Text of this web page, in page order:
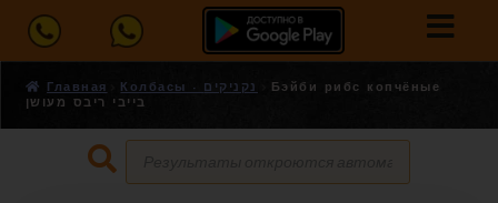
Главная Колбасы - נקניקים
Бэйби рибс копчёные
בייבי ריבס מעושן